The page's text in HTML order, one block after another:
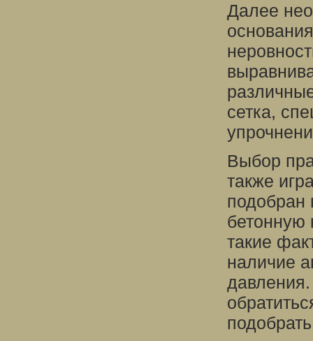
Далее
сетка,
Выбор
также
подобран
бетонную
такие
наличие